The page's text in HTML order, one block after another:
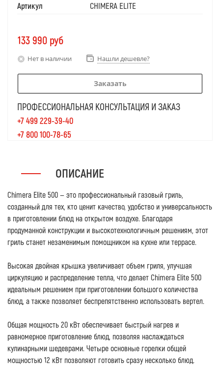
Артикул
CHIMERA ELITE
133 990 руб
Нет в наличии Нашли дешевле?
Заказать
ПРОФЕССИОНАЛЬНАЯ КОНСУЛЬТАЦИЯ И ЗАКАЗ
+7 499 229-39-40
+7 800 100-78-65
ОПИСАНИЕ
Chimera Elite 500 — это профессиональный газовый гриль,
созданный для тех, кто ценит качество, удобство и универсальность
в приготовлении блюд на открытом воздухе. Благодаря
продуманной конструкции и высокотехнологичным решениям, этот
гриль станет незаменимым помощником на кухне или террасе.
Высокая двойная крышка увеличивает объем гриля, улучшая
циркуляцию и распределение тепла, что делает Chimera Elite 500
идеальным решением при приготовлении большого количества
блюд, а также позволяет беспрепятственно использовать вертел.
Общая мощность 20 кВт обеспечивает быстрый нагрев и
равномерное приготовление блюд, позволяя наслаждаться
кулинарными шедеврами. Четыре основные горелки общей
мощностью 12 кВт позволяют готовить сразу несколько блюд.